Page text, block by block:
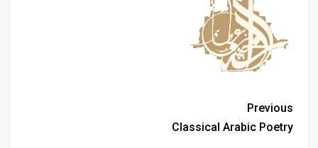
Previous
Classical Arabic Poetry